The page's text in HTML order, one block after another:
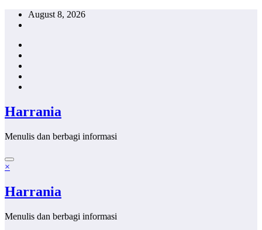
Skip
August 8, 2026
Harrania
Menulis dan berbagi informasi
×
Harrania
Menulis dan berbagi informasi